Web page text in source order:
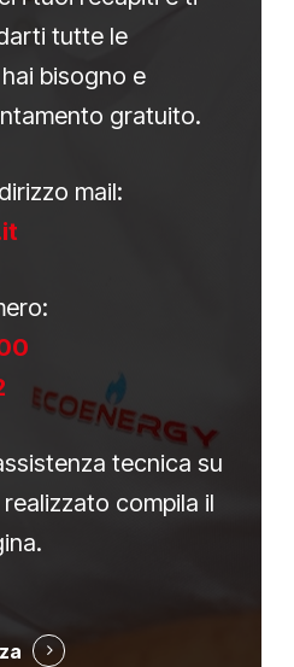
tutte le
bisogno e
gratuito.
mail:
tecnica su
compila il